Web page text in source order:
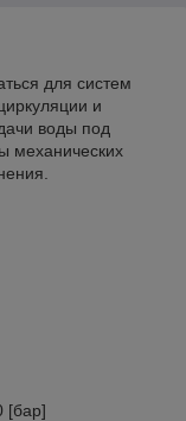
для систем
и
воды под
механических
[бар]